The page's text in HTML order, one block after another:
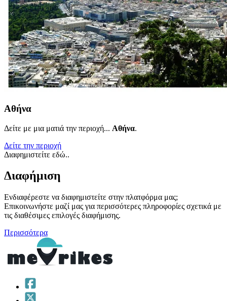
Αθήνα
Δείτε με μια ματιά την περιοχή... Αθήνα.
Δείτε την περιοχή
Διαφημιστείτε εδώ..
Διαφήμιση
Ενδιαφέρεστε να διαφημιστείτε στην πλατφόρμα μας;
Επικοινωνήστε μαζί μας για περισσότερες πληροφορίες σχετικά με
τις διαθέσιμες επιλογές διαφήμισης.
Περισσότερα